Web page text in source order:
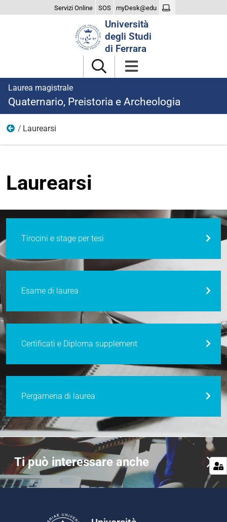
Servizi Online SOS myDesk@edu
Università
degli Studi
di Ferrara
Laurea magistrale
Quaternario, Preistoria e Archeologia
Home
Laurearsi
Laurearsi
Tirocini e stage per tesi
Esame di laurea
Certificati e Diploma supplement
Pergamena di laurea
Ti può interessare anche